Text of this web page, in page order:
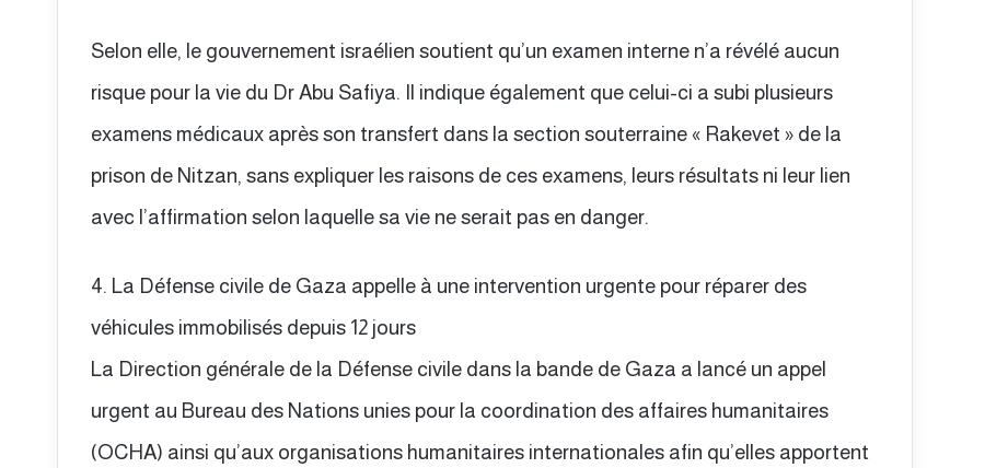
Selon elle, le gouvernement israélien soutient qu’un examen interne n’a révélé aucun
risque pour la vie du Dr Abu Safiya. Il indique également que celui-ci a subi plusieurs
examens médicaux après son transfert dans la section souterraine « Rakevet » de la
prison de Nitzan, sans expliquer les raisons de ces examens, leurs résultats ni leur lien
avec l’affirmation selon laquelle sa vie ne serait pas en danger.
4. La Défense civile de Gaza appelle à une intervention urgente pour réparer des
véhicules immobilisés depuis 12 jours
La Direction générale de la Défense civile dans la bande de Gaza a lancé un appel
urgent au Bureau des Nations unies pour la coordination des affaires humanitaires
(OCHA) ainsi qu’aux organisations humanitaires internationales afin qu’elles apportent